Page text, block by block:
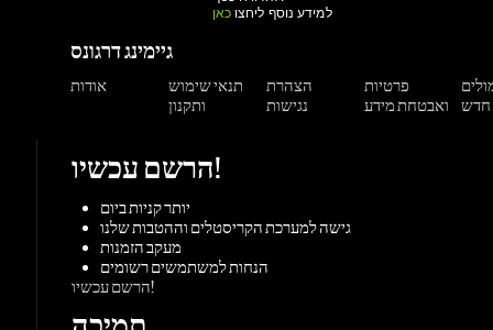
יותר קניות ביום
גישה למערכת הקריסטלים וההטבות שלנו
הרשם עכשיו!
תמיכה
מאגר מידע צור קשר
משחקים